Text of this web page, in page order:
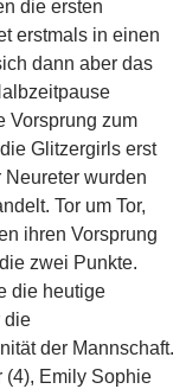
die ersten
erstmals in einen
dann aber das
Vorsprung zum
Glitzergirls erst
wurden
Tor um Tor,
ihren Vorsprung
zwei Punkte.
die heutige
die
der Mannschaft.
(4), Emily Sophie